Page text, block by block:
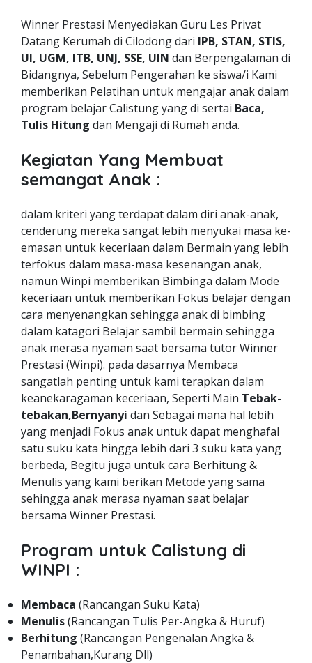
Winner Prestasi Menyediakan Guru Les Privat
Datang Kerumah di Cilodong dari IPB, STAN, STIS,
UI, UGM, ITB, UNJ, SSE, UIN dan Berpengalaman di
Bidangnya, Sebelum Pengerahan ke siswa/i Kami
memberikan Pelatihan untuk mengajar anak dalam
program belajar Calistung yang di sertai Baca,
Tulis Hitung dan Mengaji di Rumah anda.
Kegiatan Yang Membuat
semangat Anak :
dalam kriteri yang terdapat dalam diri anak-anak,
cenderung mereka sangat lebih menyukai masa ke-
emasan untuk keceriaan dalam Bermain yang lebih
terfokus dalam masa-masa kesenangan anak,
namun Winpi memberikan Bimbinga dalam Mode
keceriaan untuk memberikan Fokus belajar dengan
cara menyenangkan sehingga anak di bimbing
dalam katagori Belajar sambil bermain sehingga
anak merasa nyaman saat bersama tutor Winner
Prestasi (Winpi). pada dasarnya Membaca
sangatlah penting untuk kami terapkan dalam
keanekaragaman keceriaan, Seperti Main Tebak-
tebakan,Bernyanyi dan Sebagai mana hal lebih
yang menjadi Fokus anak untuk dapat menghafal
satu suku kata hingga lebih dari 3 suku kata yang
berbeda, Begitu juga untuk cara Berhitung &
Menulis yang kami berikan Metode yang sama
sehingga anak merasa nyaman saat belajar
bersama Winner Prestasi.
Program untuk Calistung di
WINPI :
Membaca (Rancangan Suku Kata)
Menulis(Rancangan Tulis Per-Angka & Huruf)
Berhitung (Rancangan Pengenalan Angka &
Penambahan,Kurang Dll)